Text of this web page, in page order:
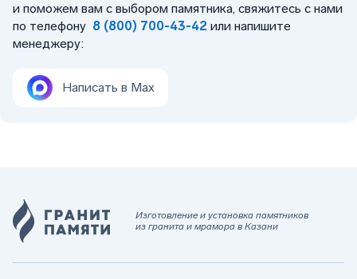
и поможем вам с выбором памятника, свяжитесь с нами
по телефону 8 (800) 700-43-42 или напишите
менеджеру:
Написать в Max
Изготовление и установка памятников
из гранита и мрамора в Казани